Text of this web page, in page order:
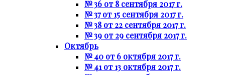
№ 36 от 8 сентября 2017 г.
№ 37 от 15 сентября 2017 г.
№ 38 от 22 сентября 2017 г.
№ 39 от 29 сентября 2017 г.
Октябрь
№ 40 от 6 октября 2017 г.
№ 41 от 13 октября 2017 г.